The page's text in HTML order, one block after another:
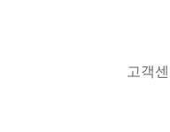
고객